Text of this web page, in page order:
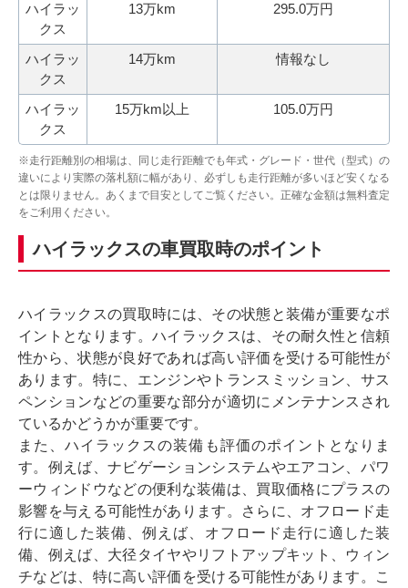
ハイラッ
クス
13万km 295.0万円
ハイラッ
クス
14万km 情報なし
ハイラッ
クス
15万km以上 105.0万円
※走行距離別の相場は、同じ走行距離でも年式・グレード・世代（型式）の
違いにより実際の落札額に幅があり、必ずしも走行距離が多いほど安くなる
とは限りません。あくまで目安としてご覧ください。正確な金額は無料査定
をご利用ください。
ハイラックスの車買取時のポイント
ハイラックスの買取時には、その状態と装備が重要なポ
イントとなります。ハイラックスは、その耐久性と信頼
性から、状態が良好であれば高い評価を受ける可能性が
あります。特に、エンジンやトランスミッション、サス
ペンションなどの重要な部分が適切にメンテナンスされ
ているかどうかが重要です。
また、ハイラックスの装備も評価のポイントとなりま
す。例えば、ナビゲーションシステムやエアコン、パワ
ーウィンドウなどの便利な装備は、買取価格にプラスの
影響を与える可能性があります。さらに、オフロード走
行に適した装備、例えば、オフロード走行に適した装
備、例えば、大径タイヤやリフトアップキット、ウィン
チなどは、特に高い評価を受ける可能性があります。こ